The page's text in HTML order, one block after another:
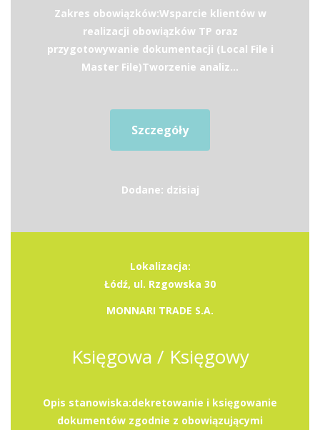
Zakres obowiązków:Wsparcie klientów w
realizacji obowiązków TP oraz
przygotowywanie dokumentacji (Local File i
Master File)Tworzenie analiz...
Szczegóły
Dodane: dzisiaj
Lokalizacja:
Łódź, ul. Rzgowska 30
MONNARI TRADE S.A.
Księgowa / Księgowy
Opis stanowiska:dekretowanie i księgowanie
dokumentów zgodnie z obowiązującymi